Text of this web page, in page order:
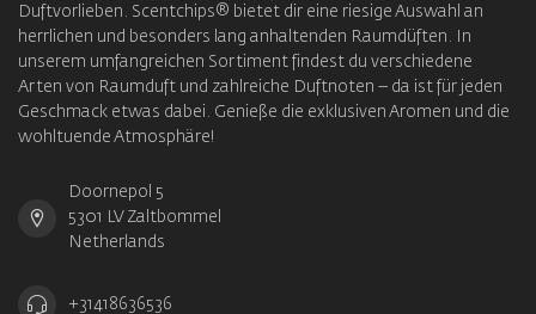
Duftvorlieben. Scentchips® bietet dir eine riesige Auswahl an
herrlichen und besonders lang anhaltenden Raumdüften. In
unserem umfangreichen Sortiment findest du verschiedene
Arten von Raumduft und zahlreiche Duftnoten – da ist für jeden
Geschmack etwas dabei. Genieße die exklusiven Aromen und die
wohltuende Atmosphäre!
Doornepol 5
5301 LV Zaltbommel
Netherlands
+31418636536